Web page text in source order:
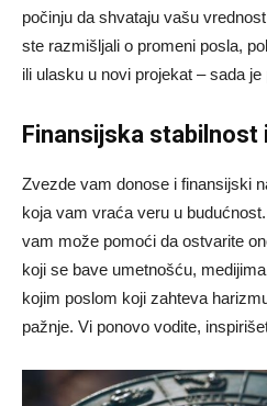
počinju da shvataju vašu
ste razmišljali o promeni posla,
ili ulasku u novi projekat – sada je
Finansijska stabilnost
Zvezde vam donose i finansijski
koja vam vraća veru u
vam može pomoći da ostvarite
koji se bave umetnošću,
kojim poslom koji zahteva
pažnje. Vi ponovo vodite,